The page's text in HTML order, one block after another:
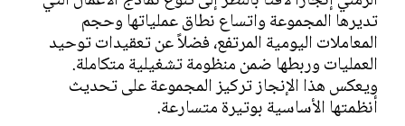
تديرها المجموعة واتساع نطاق عملياتها وحجم
المعاملات اليومية المرتفع، فضلاً عن تعقيدات توحيد
العمليات وربطها ضمن منظومة تشغيلية متكاملة.
ويعكس هذا الإنجاز تركيز المجموعة على تحديث
أنظمتها الأساسية بوتيرة متسارعة.